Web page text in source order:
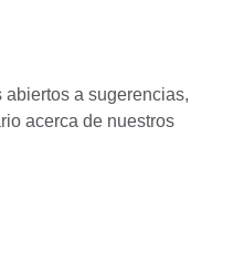
a sugerencias,
acerca de nuestros